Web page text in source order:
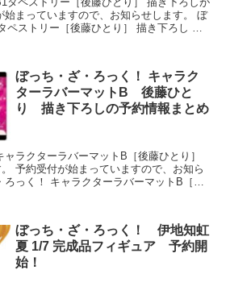
ストリー［後藤ひとり］ 描き下ろし ⇒
ぼっち・ざ・ろっく！ キャラク
ターラバーマットB 後藤ひと
り 描き下ろしの予約情報まとめ
ラクターラバーマットB［後藤ひとり］
お知ら
っく！ キャラクターラバーマットB［後
ぼっち・ざ・ろっく！ 伊地知虹
夏 1/7 完成品フィギュア 予約開
始！